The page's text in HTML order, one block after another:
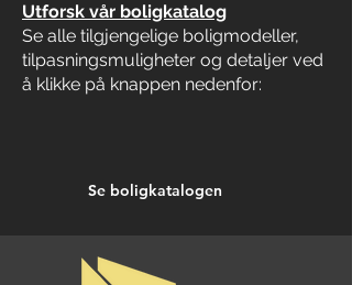
Utforsk vår boligkatalog
Se alle tilgjengelige boligmodeller,
tilpasningsmuligheter og detaljer ved
å klikke på knappen nedenfor:
Se boligkatalogen